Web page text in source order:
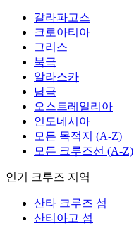
갈라파고스
크로아티아
그리스
북극
알라스카
남극
오스트레일리아
인도네시아
모든 목적지 (A-Z)
모든 크루즈선 (A-Z)
인기 크루즈 지역
산타 크루즈 섬
산티아고 섬